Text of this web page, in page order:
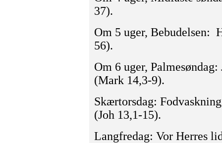
37).
Om 5 uger, Bebudelsen:
56).
Om 6 uger,
(Mark 14,3-9).
Skærtorsdag:
(Joh 13,1-15).
Langfredag: Vor Herres